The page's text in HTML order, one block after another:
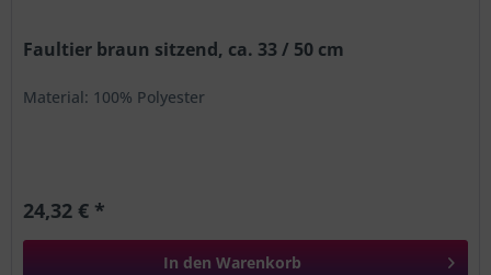
Faultier braun sitzend, ca. 33 / 50 cm
Material: 100% Polyester
24,32 € *
In den Warenkorb